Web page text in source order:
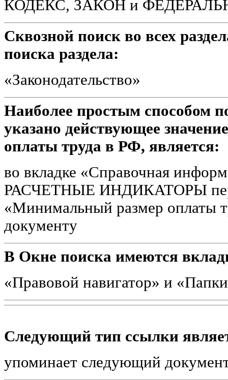
КОДЕКС, ЗАКОН и
Сквозной поиск во всех
поиска раздела:
«Законодательство»
Наиболее простым способом
указано действующее
оплаты труда в РФ, является:
во вкладке «Справочная
РАСЧЕТНЫЕ ИНДИКАТОРЫ
«Минимальный размер оплаты
документу
В Окне поиска имеются
«Правовой навигатор» и
Следующий тип ссылки
упоминает следующий